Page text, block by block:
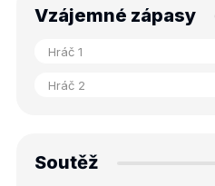
Vzájemné zápasy
Soutěž